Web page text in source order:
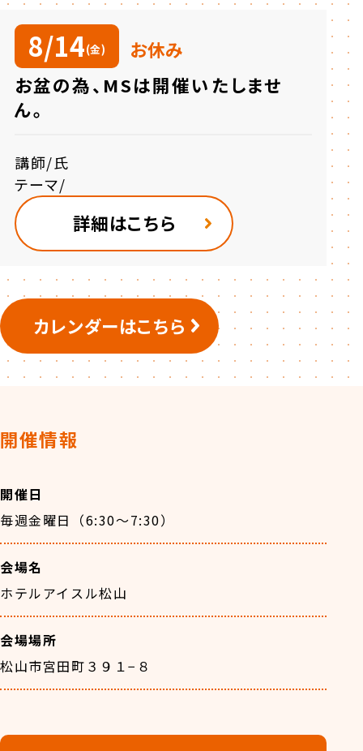
8/14(金)
お休み
お盆の為、MSは開催いたしませ
ん。
講師/氏
テーマ/
詳細はこちら
カレンダーはこちら
開催情報
開催⽇
毎週金曜日（6:30～7:30）
会場名
ホテルアイスル松山
会場場所
松山市宮田町３９１−８